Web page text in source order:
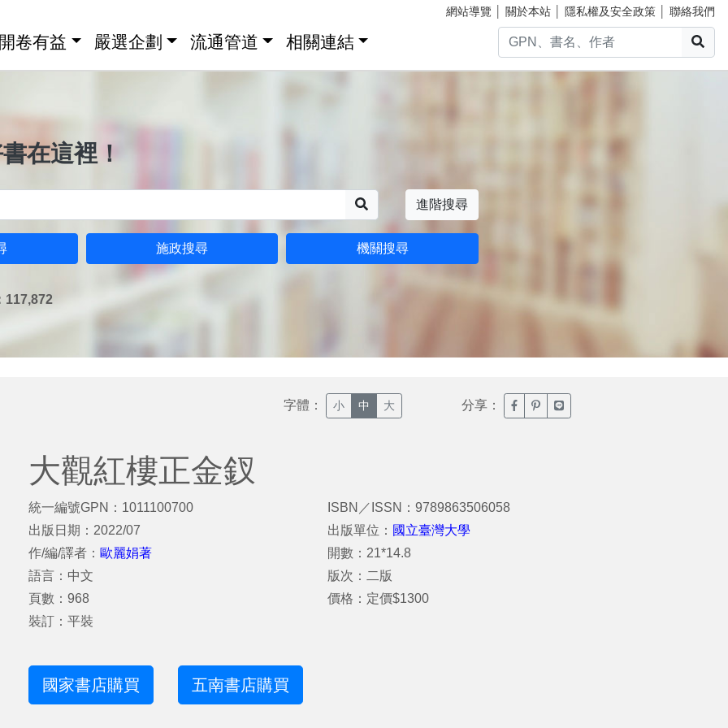
網站導覽 關於本站 隱私權及安全政策 聯絡我們
卷有益 嚴選企劃 流通管道 相關連結
在這裡！
進階搜尋
施政搜尋 機關搜尋
117,872
字體： 小 中 大 分享： 臉書分享(另開新視窗)
噗浪分享(另開新視窗)
Line分享(另開新視窗)
大觀紅樓正金釵
統一編號GPN：1011100700
出版日期：2022/07
作/編/譯者： 歐麗娟著
語言：中文
頁數：968
裝訂：平裝
ISBN／ISSN：9789863506058
出版單位： 國立臺灣大學
開數：21*14.8
版次：二版
價格：定價$1300
國家書店購買 五南書店購買